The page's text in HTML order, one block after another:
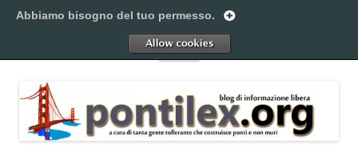
al
Pontilex
Menu
Abbiamo bisogno del tuo permesso.